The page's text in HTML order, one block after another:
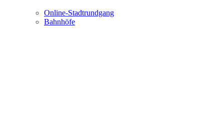
Online-Stadtrundgang
Bahnhöfe